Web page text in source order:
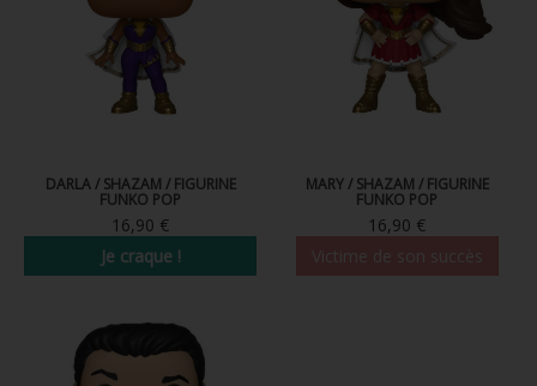
DARLA / SHAZAM / FIGURINE
FUNKO POP
16,90 €
Je craque !
MARY / SHAZAM / FIGURINE
FUNKO POP
16,90 €